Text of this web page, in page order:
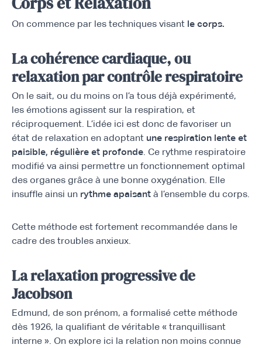
On commence par les techniques visant le corps.
La cohérence cardiaque, ou
relaxation par contrôle respiratoire
On le sait, ou du moins on l’a tous déjà expérimenté,
les émotions agissent sur la respiration, et
réciproquement. L’idée ici est donc de favoriser un
état de relaxation en adoptant une respiration lente et
paisible, régulière et profonde . Ce rythme respiratoire
modifié va ainsi permettre un fonctionnement optimal
des organes grâce à une bonne oxygénation. Elle
insuffle ainsi un rythme apaisant à l’ensemble du corps.
Cette méthode est fortement recommandée dans le
cadre des troubles anxieux.
La relaxation progressive de
Jacobson
Edmund, de son prénom, a formalisé cette méthode
dès 1926, la qualifiant de véritable « tranquillisant
interne ». On explore ici la relation non moins connue